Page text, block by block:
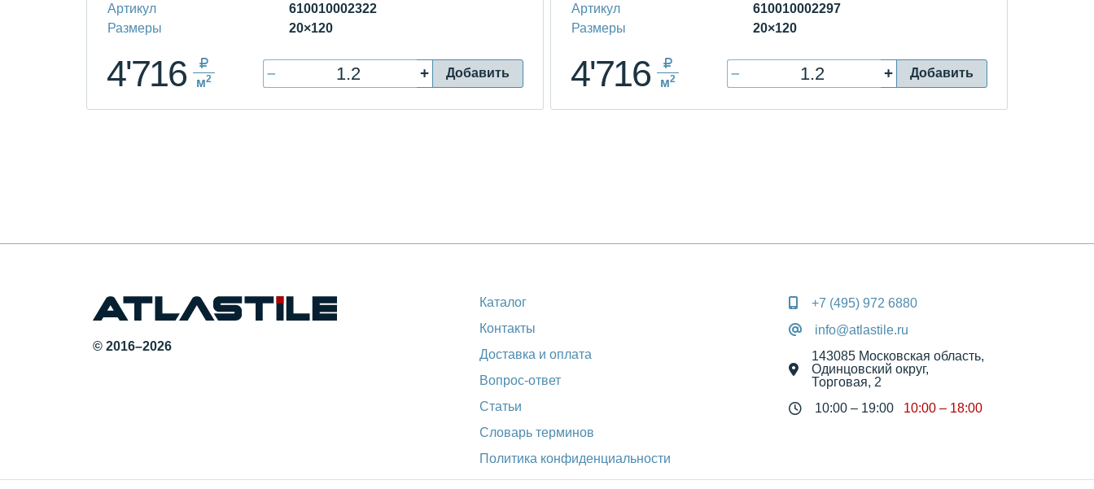
Артикул
610010002322
Размеры
20×120
4'716 м2 – + Добавить
Артикул
610010002297
Размеры
20×120
4'716 м2 – + Добавить
© 2016–2026
Каталог
Контакты
Доставка и оплата
Вопрос-ответ
Статьи
Словарь терминов
Политика конфиденциальности
+7 (495) 972 6880
info@atlastile.ru
143085 Московская область,
Одинцовский округ,
Торговая, 2
10:00 – 19:00
10:00 – 18:00